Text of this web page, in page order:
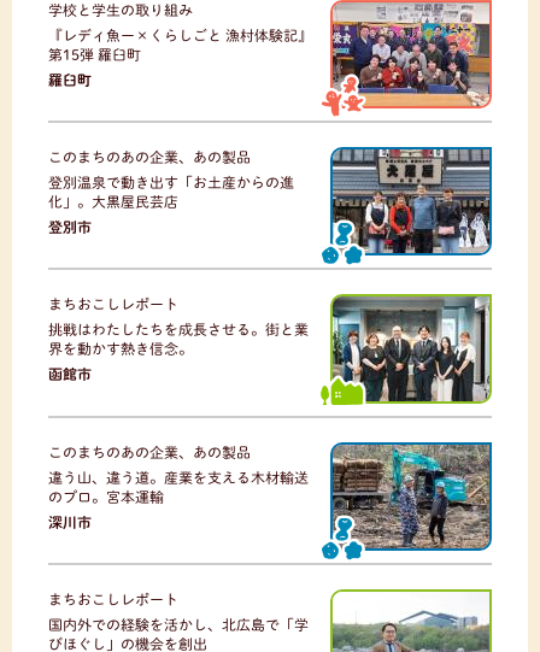
学校と学生の取り組み
『レディ魚ー×くらしごと 漁村体験記』
第15弾 羅臼町
羅臼町
このまちのあの企業、あの製品
登別温泉で動き出す「お土産からの進
化」。大黒屋民芸店
登別市
まちおこしレポート
挑戦はわたしたちを成長させる。街と業
界を動かす熱き信念。
函館市
このまちのあの企業、あの製品
違う山、違う道。産業を支える木材輸送
のプロ。宮本運輸
深川市
まちおこしレポート
国内外での経験を活かし、北広島で「学
びほぐし」の機会を創出